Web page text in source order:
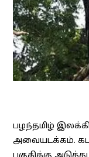
பழந்தமிழ்
அவையடக்கம்.